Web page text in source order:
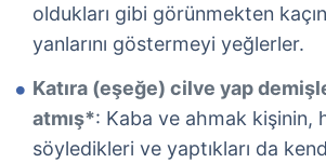
oldukları gibi görünmekten
yanlarını göstermeyi yeğlerler.
Katıra (eşeğe) cilve yap
atmış*: Kaba ve ahmak kişinin,
söyledikleri ve yaptıkları da